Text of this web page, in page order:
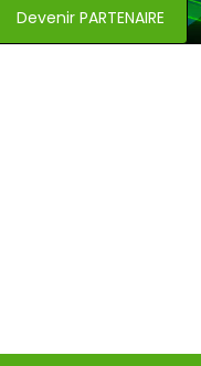
Devenir PARTENAIRE